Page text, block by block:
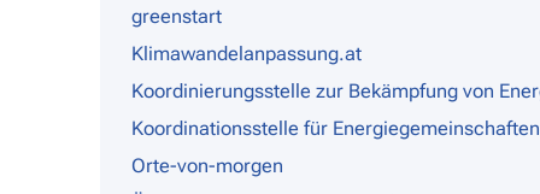
greenstart
Klimawandelanpassung.at
Koordinierungsstelle zur Bekämpfung von
Koordinationsstelle für Energiegemeinschaften
Orte-von-morgen